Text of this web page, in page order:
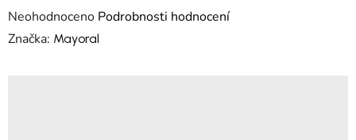
Průměrné hodnocení produktu je 0,0 z 5 hvězdiček.
Neohodnoceno Podrobnosti hodnocení
Značka: Mayoral